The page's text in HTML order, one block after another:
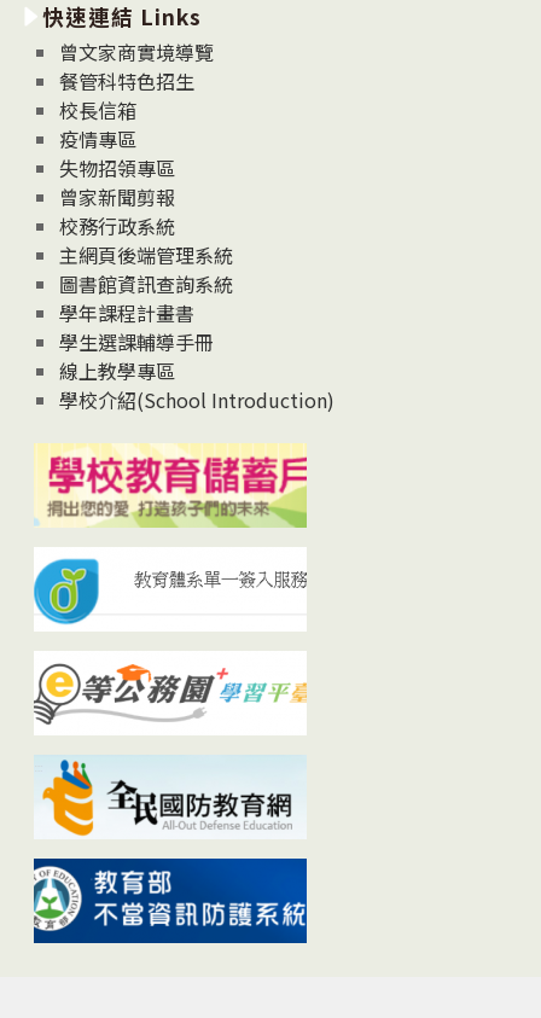
消
息
News
快速連結 Links
曾文家商實境導覽
餐管科特色招生
校長信箱
疫情專區
失物招領專區
曾家新聞剪報
校務行政系統
主網頁後端管理系統
圖書館資訊查詢系統
學年課程計畫書
學生選課輔導手冊
線上教學專區
學校介紹(School Introduction)